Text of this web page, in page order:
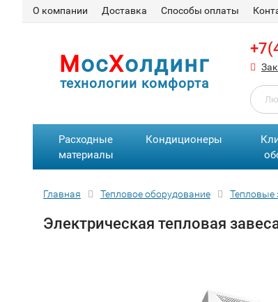
О компании Доставка Способы оплаты
МосХолдинг
технологии комфорта
Расходные
материалы
Кондиционеры
Главная Тепловое оборудование Тепловые
Электрическая тепловая